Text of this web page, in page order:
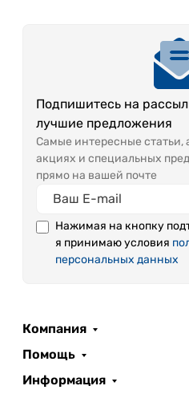
Подпишитесь на
лучшие предложения
Самые интересные
акциях и специальных
прямо на вашей почте
Нажимая на кнопку
я принимаю условия
персональных данных
Компания
Помощь
Информация